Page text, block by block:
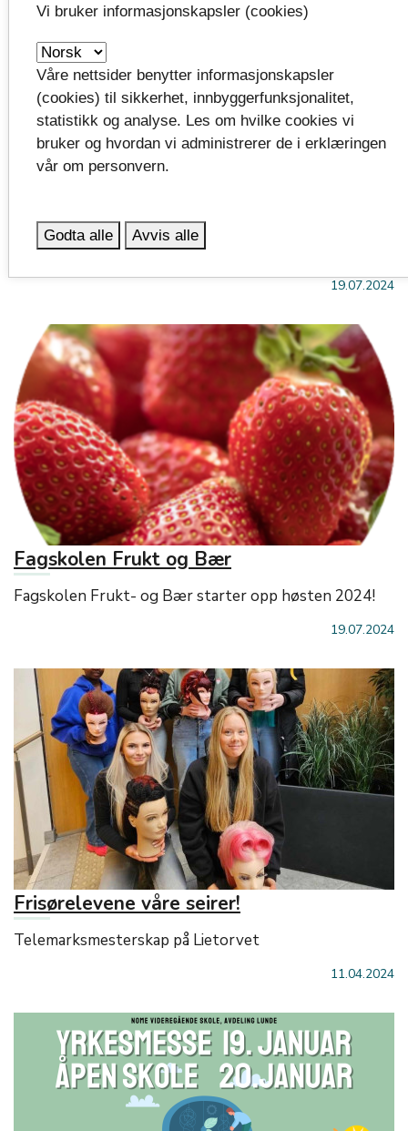
Nytt og spennende opplæringstilbud starter opp
høsten 2024!
19.07.2024
Fagskolen Frukt og Bær
Fagskolen Frukt- og Bær starter opp høsten 2024!
19.07.2024
Frisørelevene våre seirer!
Telemarksmesterskap på Lietorvet
11.04.2024
Vi bruker informasjonskapsler (cookies)
Våre nettsider benytter informasjonskapsler
(cookies) til sikkerhet, innbyggerfunksjonalitet,
statistikk og analyse. Les om hvilke cookies vi
bruker og hvordan vi administrerer de i erklæringen
vår om personvern.
Godta alle Avvis alle